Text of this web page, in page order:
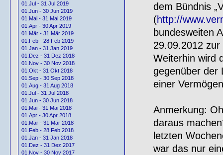
01.Jul - 31 Jul 2019
01.Jun - 30 Jun 2019
01.Mai - 31 Mai 2019
01.Apr - 30 Apr 2019
01.Mär - 31 Mär 2019
01.Feb - 28 Feb 2019
01.Jan - 31 Jan 2019
01.Dez - 31 Dez 2018
01.Nov - 30 Nov 2018
01.Okt - 31 Okt 2018
01.Sep - 30 Sep 2018
01.Aug - 31 Aug 2018
01.Jul - 31 Jul 2018
01.Jun - 30 Jun 2018
01.Mai - 31 Mai 2018
01.Apr - 30 Apr 2018
01.Mär - 31 Mär 2018
01.Feb - 28 Feb 2018
01.Jan - 31 Jan 2018
01.Dez - 31 Dez 2017
01.Nov - 30 Nov 2017
dem Bündnis
(http://
bundesweiten
29.09.2012 zur
Weiterhin wird
gegenüber der
einer
Anmerkung:
daraus
letzten
war das nur